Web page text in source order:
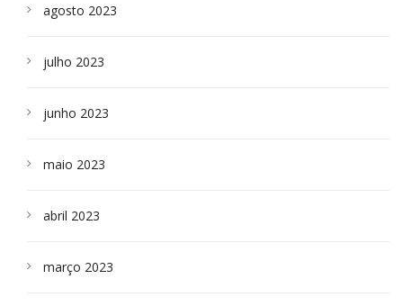
agosto 2023
julho 2023
junho 2023
maio 2023
abril 2023
março 2023